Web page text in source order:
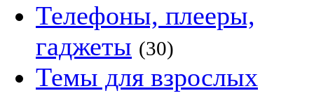
Телефоны, плееры,
гаджеты (30)
Темы для взрослых